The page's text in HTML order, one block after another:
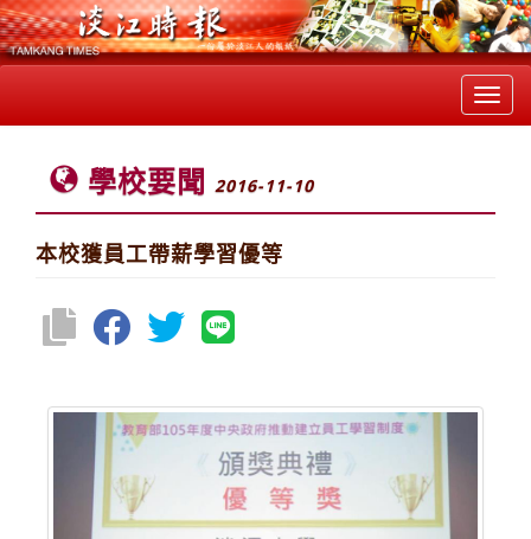
學校要聞 2016-11-10
本校獲員工帶薪學習優等